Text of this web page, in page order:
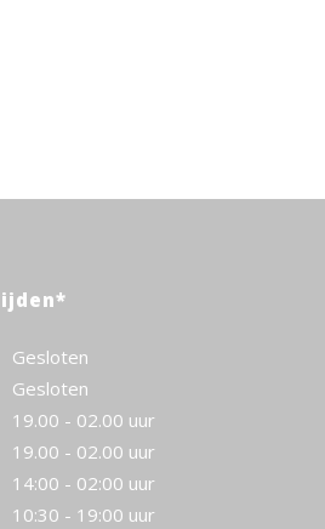
Gesloten
Gesloten
19.00 - 02.00 uur
19.00 - 02.00 uur
14:00 - 02:00 uur
10:30 - 19:00 uur